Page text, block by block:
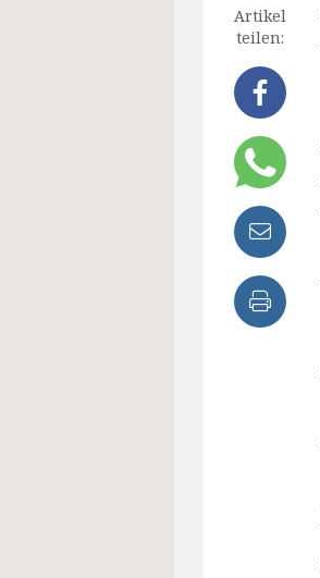
Artikel
teilen: